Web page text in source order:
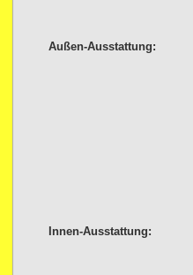
Außen-Ausstattung:
Innen-Ausstattung: